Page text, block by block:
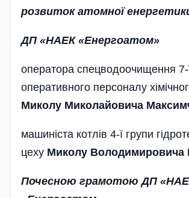
розвиток атомної
ДП «НАЕК «Енергоатом»
оператора спецводоочищення 7-
оперативного персоналу
Миколу Миколайовича
машиніста котлів 4-ї групи
цеху Миколу Володи­мировича
Почесною грамотою ДП